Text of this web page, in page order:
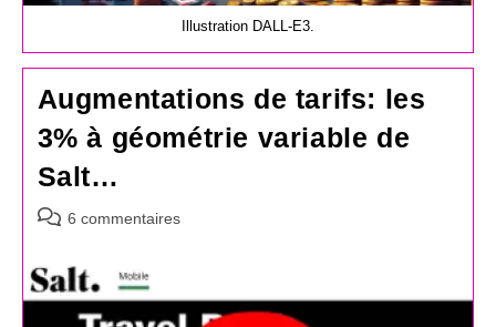
Illustration DALL-E3.
Augmentations de tarifs: les
3% à géométrie variable de
Salt…
Commentaires
la
publication :
6 commentaires